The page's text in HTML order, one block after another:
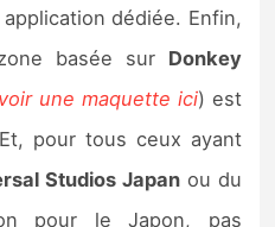
dédiée. Enfin,
basée sur Donkey
une maquette ici) est
pour tous ceux ayant
Studios Japanou du
pour le Japon, pas